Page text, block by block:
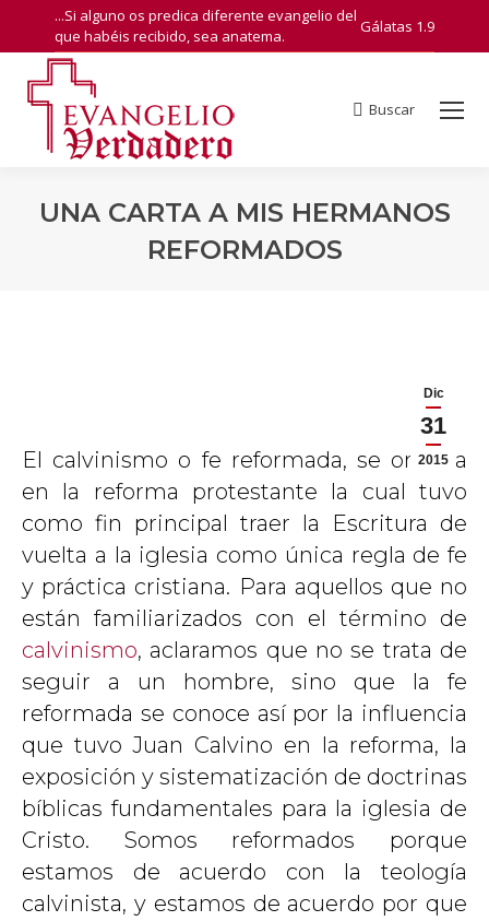
...Si alguno os predica diferente evangelio del
que habéis recibido, sea anatema.
Gálatas 1.9
Search:
Buscar
UNA CARTA A MIS HERMANOS
REFORMADOS
Dic
31
2015
El calvinismo o fe reformada, se origina
en la reforma protestante la cual tuvo
como fin principal traer la Escritura de
vuelta a la iglesia como única regla de fe
y práctica cristiana. Para aquellos que no
están familiarizados con el término de
calvinismo, aclaramos que no se trata de
seguir a un hombre, sino que la fe
reformada se conoce así por la influencia
que tuvo Juan Calvino en la reforma, la
exposición y sistematización de doctrinas
bíblicas fundamentales para la iglesia de
Cristo. Somos reformados porque
estamos de acuerdo con la teología
calvinista, y estamos de acuerdo por que